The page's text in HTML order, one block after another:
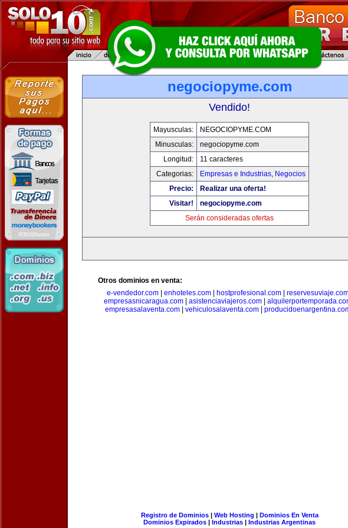
negociopyme.com
Vendido!
Mayusculas:
NEGOCIOPYME.COM
Minusculas:
negociopyme.com
Longitud:
11 caracteres
Categorias:
Empresas e Industrias, Negocios
Precio:
Realizar una oferta!
Visitar!
negociopyme.com
Serán consideradas ofertas
Otros dominios en venta:
e-vendedor.com| enhoteles.com| hostprofesional.com|
empresasnicaragua.com| asistenciaviajeros.com|
empresasalaventa.com| vehiculosalaventa.com|
Registro de Dominios| Web Hosting | Dominios En Venta
Dominios Expirados | Industrias | Industrias Argentinas